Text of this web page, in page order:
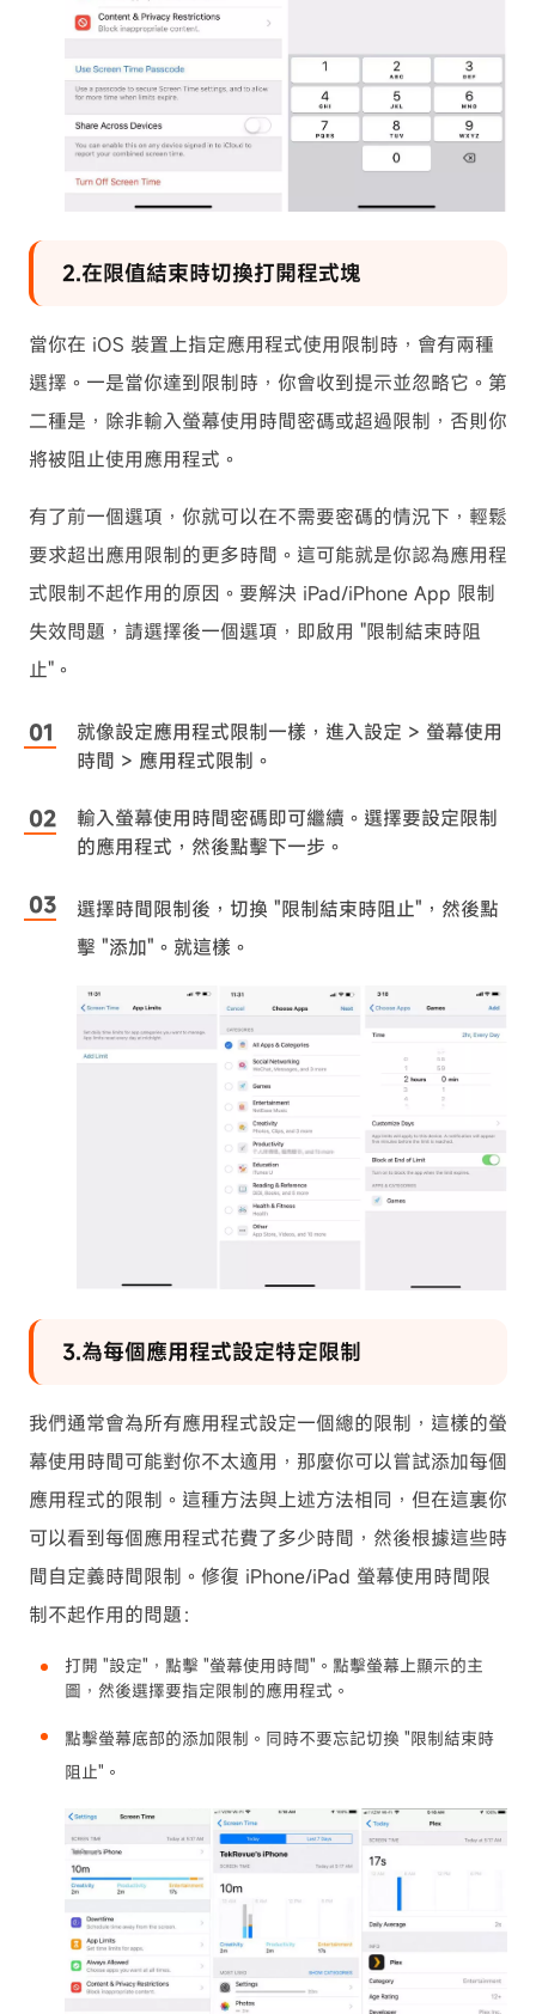
2.在限值結束時切換打開程式塊
當你在 iOS 裝置上指定應用程式使用限制時，會有兩種
選擇。一是當你達到限制時，你會收到提示並忽略它。第
二種是，除非輸入螢幕使用時間密碼或超過限制，否則你
將被阻止使用應用程式。
有了前一個選項，你就可以在不需要密碼的情況下，輕鬆
要求超出應用限制的更多時間。這可能就是你認為應用程
式限制不起作用的原因。要解決 iPad/iPhone App 限制
失效問題，請選擇後一個選項，即啟用 "限制結束時阻
止"。
就像設定應用程式限制一樣，進入設定 > 螢幕使用
時間 > 應用程式限制。
輸入螢幕使用時間密碼即可繼續。選擇要設定限制
的應用程式，然後點擊下一步。
選擇時間限制後，切換 "限制結束時阻止"，然後點
擊 "添加"。就這樣。
3.為每個應用程式設定特定限制
我們通常會為所有應用程式設定一個總的限制，這樣的螢
幕使用時間可能對你不太適用，那麼你可以嘗試添加每個
應用程式的限制。這種方法與上述方法相同，但在這裏你
可以看到每個應用程式花費了多少時間，然後根據這些時
間自定義時間限制。修復 iPhone/iPad 螢幕使用時間限
制不起作用的問題：
打開 "設定"，點擊 "螢幕使用時間"。點擊螢幕上顯示的主
圖，然後選擇要指定限制的應用程式。
點擊螢幕底部的添加限制。同時不要忘記切換 "限制結束時
阻止"。